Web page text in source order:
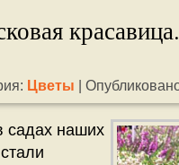
красавица.
Цветы |
садах наших